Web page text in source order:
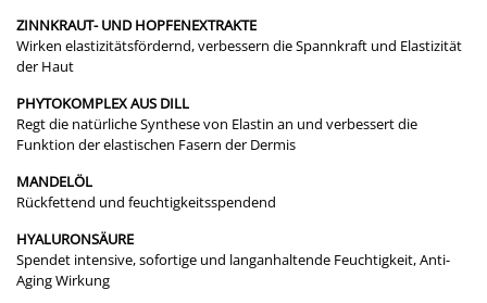
​ZINNKRAUT- UND HOPFENEXTRAKTE
Wirken elastizitätsfördernd, verbessern die Spannkraft und Elastizität
der Haut
PHYTOKOMPLEX AUS DILL
Regt die natürliche Synthese von Elastin an und verbessert die
Funktion der elastischen Fasern der Dermis
MANDELÖL
Rückfettend und feuchtigkeitsspendend
HYALURONSÄURE
Spendet intensive, sofortige und langanhaltende Feuchtigkeit, Anti-
Aging Wirkung